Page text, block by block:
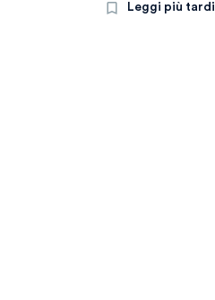
Leggi più tardi